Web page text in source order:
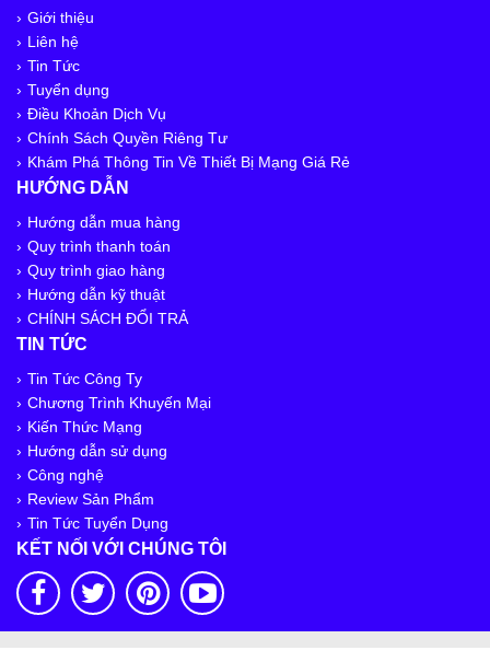
Giới thiệu
Liên hệ
Tin Tức
Tuyển dụng
Điều Khoản Dịch Vụ
Chính Sách Quyền Riêng Tư
Khám Phá Thông Tin Về Thiết Bị Mạng Giá Rẻ
HƯỚNG DẪN
Hướng dẫn mua hàng
Quy trình thanh toán
Quy trình giao hàng
Hướng dẫn kỹ thuật
CHÍNH SÁCH ĐỔI TRẢ
TIN TỨC
Tin Tức Công Ty
Chương Trình Khuyến Mại
Kiến Thức Mạng
Hướng dẫn sử dụng
Công nghệ
Review Sản Phẩm
Tin Tức Tuyển Dụng
KẾT NỐI VỚI CHÚNG TÔI